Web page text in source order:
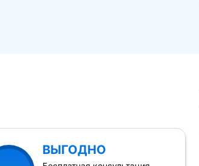
ВЫГОДНО